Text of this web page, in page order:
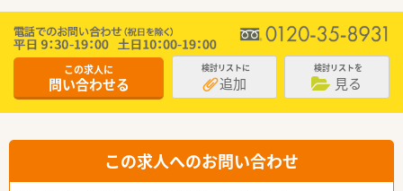
この求人に
問い合わせる
検討リストに
追加
検討リストを
見る
この求人へのお問い合わせ